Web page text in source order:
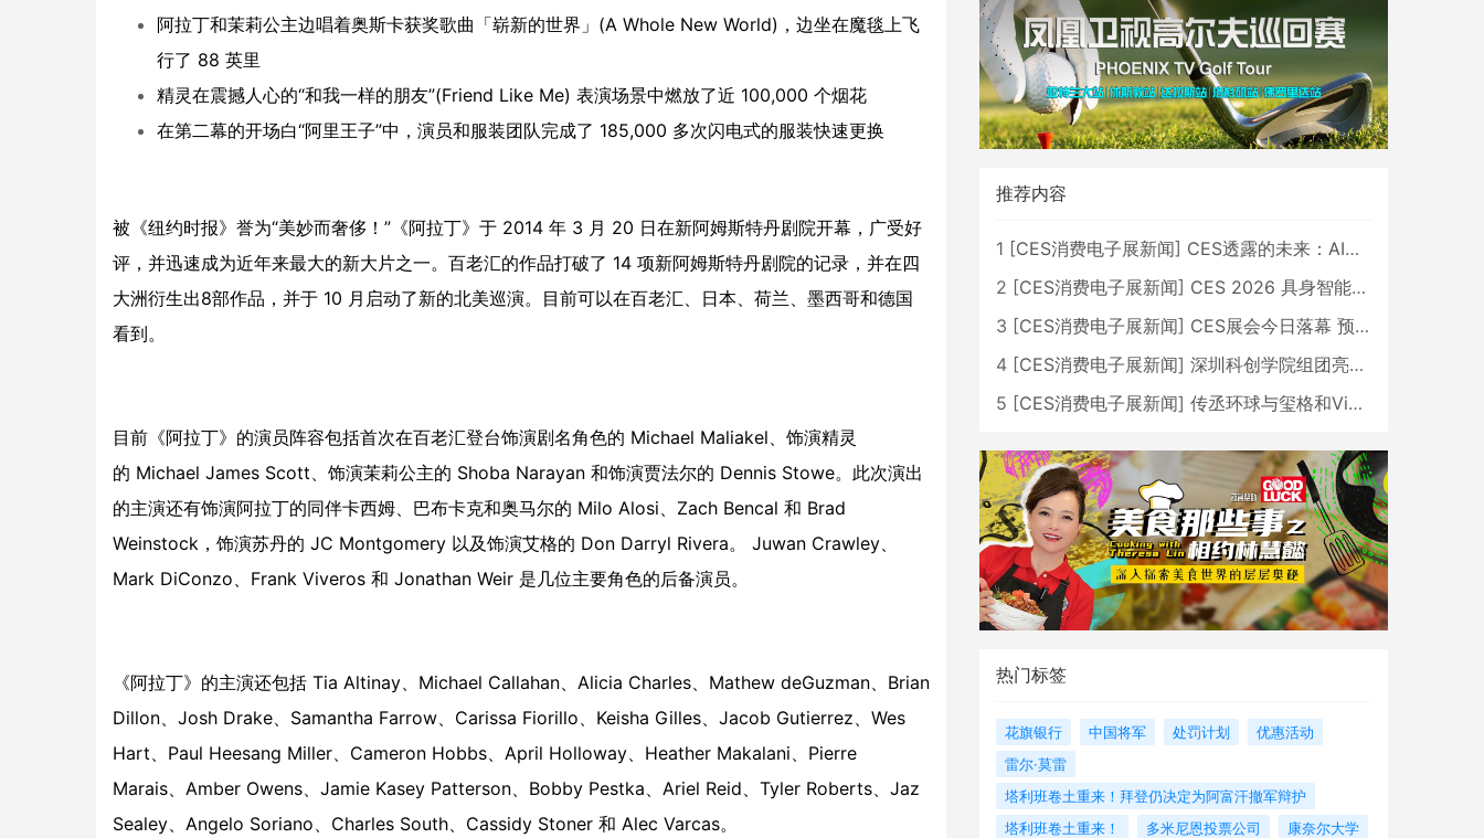
阿拉丁和茉莉公主边唱着奥斯卡获奖歌曲「崭新的世界」(A Whole New World)，边坐在魔毯上飞
行了 88 英里
精灵在震撼人心的“和我一样的朋友”(Friend Like Me) 表演场景中燃放了近 100,000 个烟花
在第二幕的开场白“阿里王子”中，演员和服装团队完成了 185,000 多次闪电式的服装快速更换
被《纽约时报》誉为“美妙而奢侈！”《阿拉丁》于 2014 年 3 月 20 日在新阿姆斯特丹剧院开幕，广受好
评，并迅速成为近年来最大的新大片之一。百老汇的作品打破了 14 项新阿姆斯特丹剧院的记录，并在四
大洲衍生出8部作品，并于 10 月启动了新的北美巡演。目前可以在百老汇、日本、荷兰、墨西哥和德国
看到。
目前《阿拉丁》的演员阵容包括首次在百老汇登台饰演剧名角色的 Michael Maliakel、饰演精灵
的 Michael James Scott、饰演茉莉公主的 Shoba Narayan 和饰演贾法尔的 Dennis Stowe。此次演出
的主演还有饰演阿拉丁的同伴卡西姆、巴布卡克和奥马尔的 Milo Alosi、Zach Bencal 和 Brad
Weinstock，饰演苏丹的 JC Montgomery 以及饰演艾格的 Don Darryl Rivera。 Juwan Crawley、
Mark DiConzo、Frank Viveros 和 Jonathan Weir 是几位主要角色的后备演员。
《阿拉丁》的主演还包括 Tia Altinay、Michael Callahan、Alicia Charles、Mathew deGuzman、Brian
Dillon、Josh Drake、Samantha Farrow、Carissa Fiorillo、Keisha Gilles、Jacob Gutierrez、Wes
Hart、Paul Heesang Miller、Cameron Hobbs、April Holloway、Heather Makalani、Pierre
Marais、Amber Owens、Jamie Kasey Patterson、Bobby Pestka、Ariel Reid、Tyler Roberts、Jaz
Sealey、Angelo Soriano、Charles South、Cassidy Stoner 和 Alec Varcas。
推荐内容
1 [CES消费电子展新闻] CES透露的未来：AI、机器人与智能生活大爆发
2 [CES消费电子展新闻] CES 2026 具身智能与创新领域 中国公司大放异彩
3 [CES消费电子展新闻] CES展会今日落幕 预计2026行业收入将超五千亿美元
4 [CES消费电子展新闻] 深圳科创学院组团亮相CES 广受好评
5 [CES消费电子展新闻] 传丞环球与玺格和VibeLens共同推出全新耳机
热门标签
花旗银行 中国将军 处罚计划
优惠活动
雷尔·莫雷
塔利班卷土重来！拜登仍决定为阿富汗撤军辩护
塔利班卷土重来！
多米尼恩投票公司
康奈尔大学